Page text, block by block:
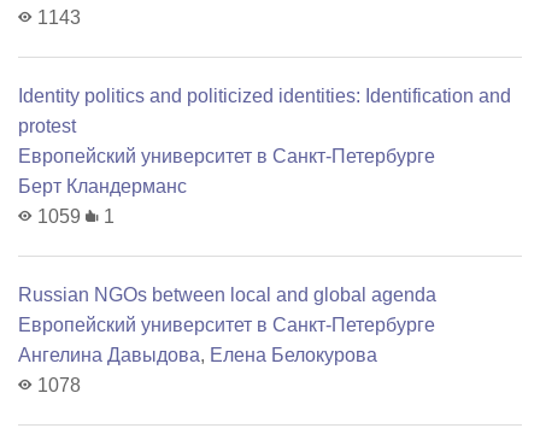
1143
Identity politics and politicized identities: Identification and
protest
Европейский университет в Санкт-Петербурге
Берт Кландерманс
1059
1
Russian NGOs between local and global agenda
Европейский университет в Санкт-Петербурге
Ангелина Давыдова, Елена Белокурова
1078